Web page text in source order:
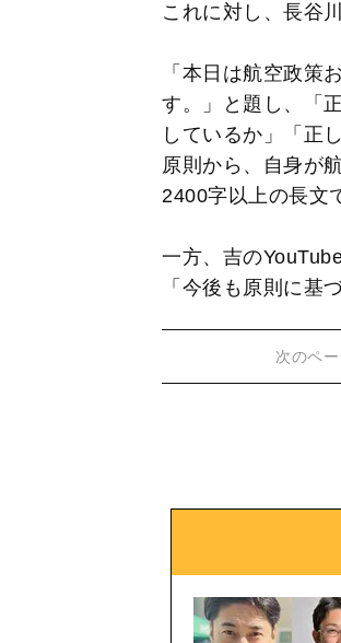
これに対し、長谷
「本日は航空政策
す。」と題し、「
しているか」「正
原則から、自身が
2400字以上の長文
一方、吉の
「今後も原則に基
次のペー